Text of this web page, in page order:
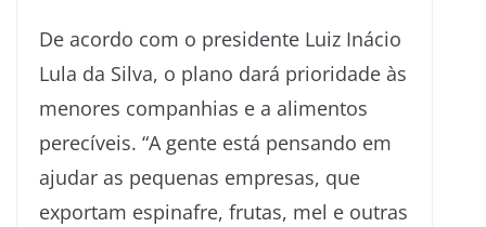
De acordo com o presidente Luiz Inácio
Lula da Silva, o plano dará prioridade às
menores companhias e a alimentos
perecíveis. “A gente está pensando em
ajudar as pequenas empresas, que
exportam espinafre, frutas, mel e outras